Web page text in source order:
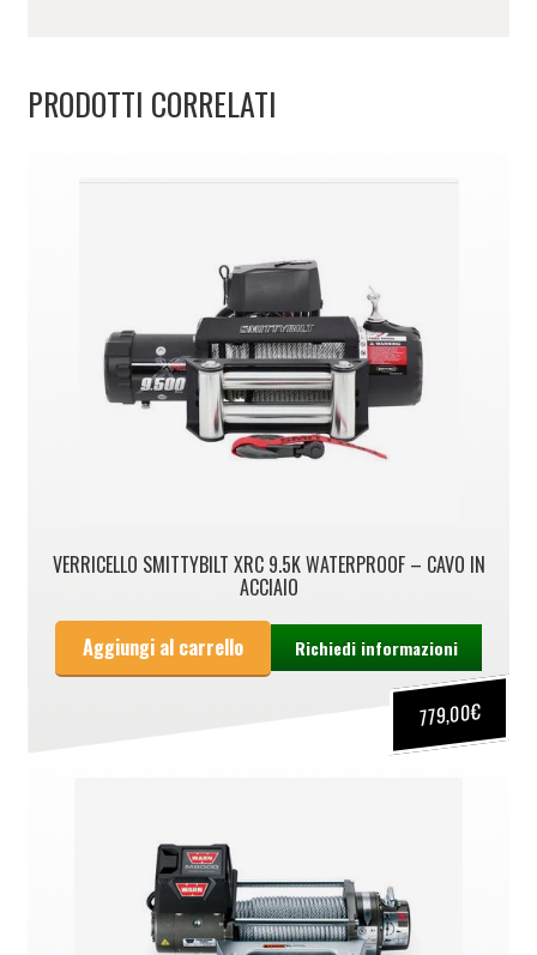
PRODOTTI CORRELATI
VERRICELLO SMITTYBILT XRC 9.5K WATERPROOF – CAVO IN
ACCIAIO
779,00€
Aggiungi al carrello Richiedi informazioni